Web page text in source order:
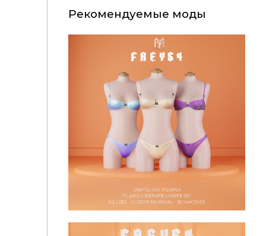
Рекомендуемые моды